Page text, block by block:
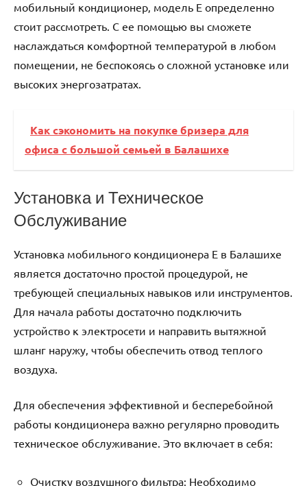
мобильный кондиционер‚ модель E определенно
стоит рассмотреть. С ее помощью вы сможете
наслаждаться комфортной температурой в любом
помещении‚ не беспокоясь о сложной установке или
высоких энергозатратах.
Как сэкономить на покупке бризера для
офиса с большой семьей в Балашихе
Установка и Техническое
Обслуживание
Установка мобильного кондиционера E в Балашихе
является достаточно простой процедурой‚ не
требующей специальных навыков или инструментов.
Для начала работы достаточно подключить
устройство к электросети и направить вытяжной
шланг наружу‚ чтобы обеспечить отвод теплого
воздуха.
Для обеспечения эффективной и бесперебойной
работы кондиционера важно регулярно проводить
техническое обслуживание. Это включает в себя:
Очистку воздушного фильтра: Необходимо